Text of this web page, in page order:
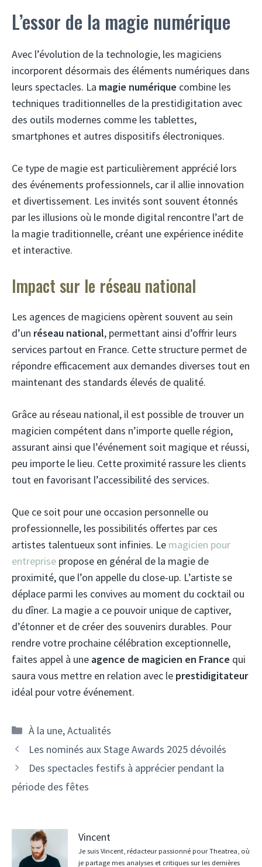
L’essor de la magie numérique
Avec l’évolution de la technologie, les magiciens
incorporent désormais des éléments numériques dans
leurs spectacles. La magie numérique combine les
techniques traditionnelles de la prestidigitation avec
des outils modernes comme les tablettes,
smartphones et autres dispositifs électroniques.
Ce type de magie est particulièrement apprécié lors
des événements professionnels, car il allie innovation
et divertissement. Les invités sont souvent étonnés
par les illusions où le monde digital rencontre l’art de
la magie traditionnelle, créant une expérience inédite
et interactive.
Impact sur le réseau national
Les agences de magiciens opèrent souvent au sein
d’un réseau national, permettant ainsi d’offrir leurs
services partout en France. Cette structure permet de
répondre efficacement aux demandes diverses tout en
maintenant des standards élevés de qualité.
Grâce au réseau national, il est possible de trouver un
magicien compétent dans n’importe quelle région,
assurant ainsi que l’événement soit magique et réussi,
peu importe le lieu. Cette proximité rassure les clients
tout en favorisant l’accessibilité des services.
Que ce soit pour une occasion personnelle ou
professionnelle, les possibilités offertes par ces
artistes talentueux sont infinies. Le magicien pour
entreprise propose en général de la magie de
proximité, que l’on appelle du close-up. L’artiste se
déplace parmi les convives au moment du cocktail ou
du dîner. La magie a ce pouvoir unique de captiver,
d’étonner et de créer des souvenirs durables. Pour
rendre votre prochaine célébration exceptionnelle,
faites appel à une agence de magicien en France qui
saura vous mettre en relation avec le prestidigitateur
idéal pour votre événement.
Catégories
À la une,Actualités
Les nominés aux Stage Awards 2025 dévoilés
Des spectacles festifs à apprécier pendant la
période des fêtes
Vincent
Je suis Vincent, rédacteur passionné pour Theatrea, où
je partage mes analyses et critiques sur les dernières